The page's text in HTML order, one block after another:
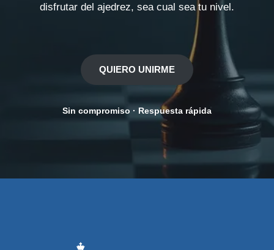
disfrutar del ajedrez, sea cual sea tu nivel.
QUIERO UNIRME
Sin compromiso · Respuesta rápida